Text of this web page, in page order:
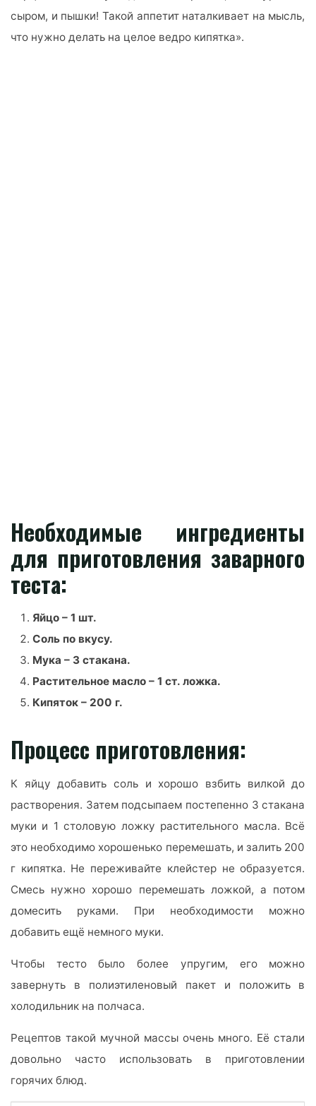
сыром, и пышки! Такой аппетит наталкивает на мысль,
что нужно делать на целое ведро кипятка».
Необходимые ингредиенты
для приготовления заварного
теста:
Яйцо – 1 шт.
Соль по вкусу.
Мука – 3 стакана.
Растительное масло – 1 ст. ложка.
Кипяток – 200 г.
Процесс приготовления:
К яйцу добавить соль и хорошо взбить вилкой до
растворения. Затем подсыпаем постепенно 3 стакана
муки и 1 столовую ложку растительного масла. Всё
это необходимо хорошенько перемешать, и залить 200
г кипятка. Не переживайте клейстер не образуется.
Смесь нужно хорошо перемешать ложкой, а потом
домесить руками. При необходимости можно
добавить ещё немного муки.
Чтобы тесто было более упругим, его можно
завернуть в полиэтиленовый пакет и положить в
холодильник на полчаса.
Рецептов такой мучной массы очень много. Её стали
довольно часто использовать в приготовлении
горячих блюд.